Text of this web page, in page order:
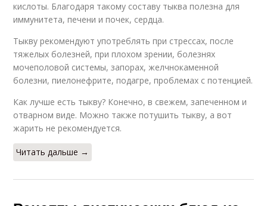
кислоты. Благодаря такому составу тыква полезна для
иммунитета, печени и почек, сердца.
Тыкву рекомендуют употреблять при стрессах, после
тяжелых болезней, при плохом зрении, болезнях
мочеполовой системы, запорах, желчнокаменной
болезни, пиелонефрите, подагре, проблемах с потенцией.
Как лучше есть тыкву? Конечно, в свежем, запеченном и
отварном виде. Можно также потушить тыкву, а вот
жарить не рекомендуется.
Читать дальше →